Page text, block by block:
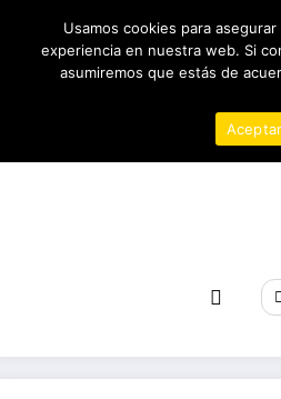
contenido
06/08/2026
Usamos cookies para
experiencia en nuestra web. Si
asumiremos que estás de
Aceptar